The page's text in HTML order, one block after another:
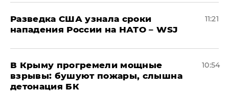
Разведка США узнала сроки
нападения России на НАТО – WSJ
11:21
В Крыму прогремели мощные
взрывы: бушуют пожары, слышна
детонация БК
10:54